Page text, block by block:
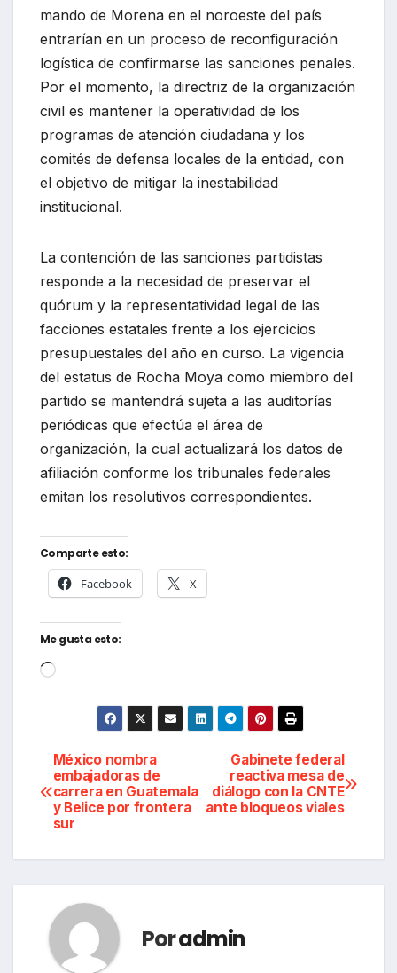
mando de Morena en el noroeste del país
entrarían en un proceso de reconfiguración
logística de confirmarse las sanciones penales.
Por el momento, la directriz de la organización
civil es mantener la operatividad de los
programas de atención ciudadana y los
comités de defensa locales de la entidad, con
el objetivo de mitigar la inestabilidad
institucional.
La contención de las sanciones partidistas
responde a la necesidad de preservar el
quórum y la representatividad legal de las
facciones estatales frente a los ejercicios
presupuestales del año en curso. La vigencia
del estatus de Rocha Moya como miembro del
partido se mantendrá sujeta a las auditorías
periódicas que efectúa el área de
organización, la cual actualizará los datos de
afiliación conforme los tribunales federales
emitan los resolutivos correspondientes.
Comparte esto:
Facebook X
Me gusta esto:
Cargando...
Navegación
de
entradas
Gabinete federal
reactiva mesa de
diálogo con la CNTE
ante bloqueos viales
México nombra
embajadoras de
carrera en Guatemala
y Belice por frontera
sur
Poradmin